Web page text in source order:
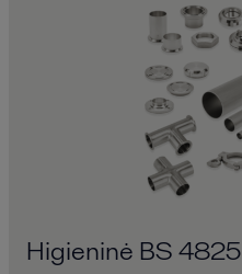
Higieninė BS 4825